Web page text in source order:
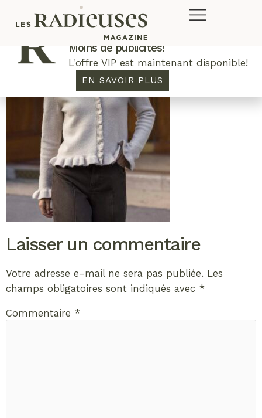
Laisser un commentaire
Votre adresse e-mail ne sera pas publiée. Les
champs obligatoires sont indiqués avec *
Commentaire *
Plus de concours. Plus de rabais.
Moins de publicités!
L'offre VIP est maintenant disponible!
EN SAVOIR PLUS